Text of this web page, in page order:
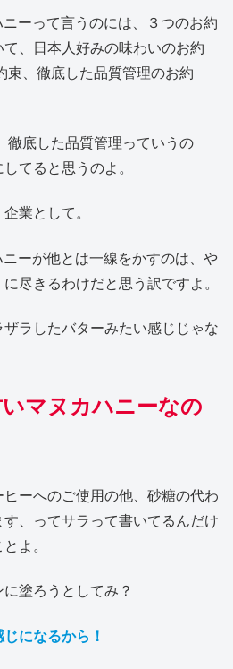
ーって言うのには、３つのお約
、日本人好みの味わいのお約
束、徹底した品質管理のお約
徹底した品質管理っていうの
てると思うのよ。
業として。
ーが他とは一線をかすのは、や
尽きるわけだと思う訳ですよ。
ラしたバターみたい感じじゃな
マヌカハニーなの
ーへのご使用の他、砂糖の代わ
、ってサラって書いてるんだけ
よ。
塗ろうとしてみ？
になるから！